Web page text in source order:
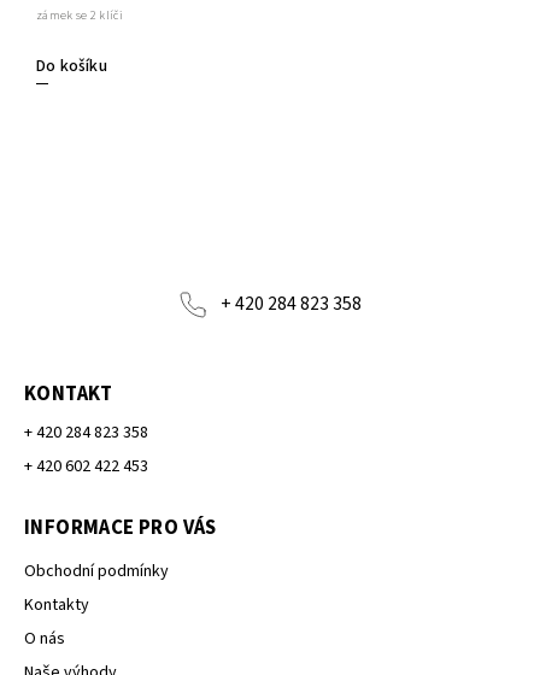
Do košíku
zámek se 2 klíči
+ 420 284 823 358
KONTAKT
+ 420 284 823 358
+ 420 602 422 453
INFORMACE PRO VÁS
Obchodní podmínky
Kontakty
O nás